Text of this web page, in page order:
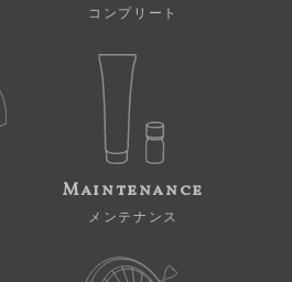
コンプリート
Maintenance
メンテナンス